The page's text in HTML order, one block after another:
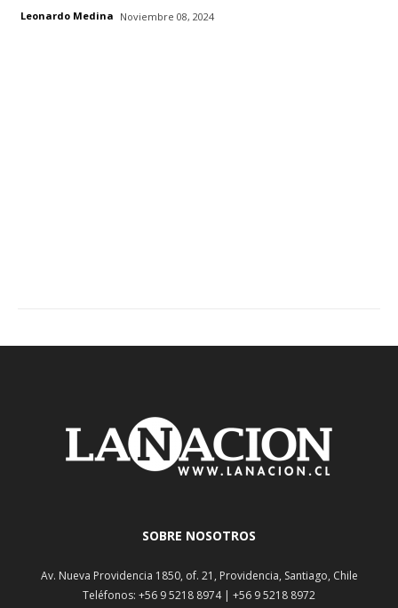
Leonardo Medina Noviembre 08, 2024
SOBRE NOSOTROS
Av. Nueva Providencia 1850, of. 21, Providencia, Santiago, Chile
Teléfonos: +56 9 5218 8974 | +56 9 5218 8972